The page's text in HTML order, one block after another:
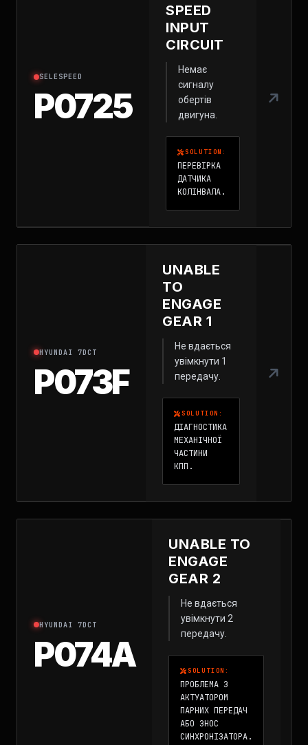
SELESPEED
P0725
SPEED
INPUT
CIRCUIT
Немає
сигналу
обертів
двигуна.
SOLUTION:
ПЕРЕВІРКА
ДАТЧИКА
КОЛІНВАЛА.
HYUNDAI 7DCT
P073F
UNABLE
TO
ENGAGE
GEAR 1
Не вдається
увімкнути 1
передачу.
SOLUTION:
ДІАГНОСТИКА
МЕХАНІЧНОЇ
ЧАСТИНИ
КПП.
HYUNDAI 7DCT
P074A
UNABLE TO
ENGAGE
GEAR 2
Не вдається
увімкнути 2
передачу.
SOLUTION:
ПРОБЛЕМА З
АКТУАТОРОМ
ПАРНИХ ПЕРЕДАЧ
АБО ЗНОС
СИНХРОНІЗАТОРА.